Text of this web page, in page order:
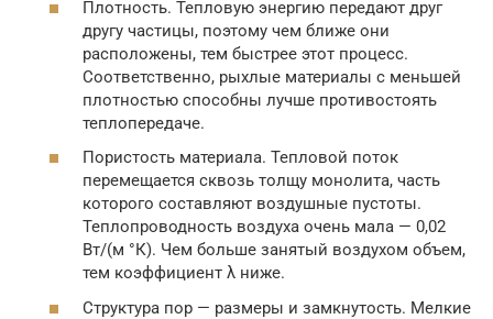
Плотность. Тепловую энергию передают друг
другу частицы, поэтому чем ближе они
расположены, тем быстрее этот процесс.
Соответственно, рыхлые материалы с меньшей
плотностью способны лучше противостоять
теплопередаче.
Пористость материала. Тепловой поток
перемещается сквозь толщу монолита, часть
которого составляют воздушные пустоты.
Теплопроводность воздуха очень мала — 0,02
Вт/(м °К). Чем больше занятый воздухом объем,
тем коэффициент λ ниже.
Структура пор — размеры и замкнутость. Мелкие